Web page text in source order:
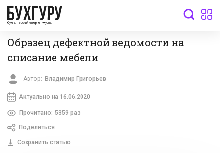
бухгалтерский интернет-журнал
Образец дефектной ведомости на
списание мебели
Автор: Владимир Григорьев
Актуально на 16.06.2020
Прочитано: 5359 раз
Поделиться
Сохранить статью